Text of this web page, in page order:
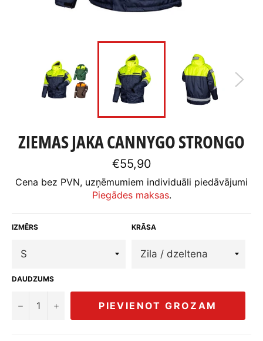
ZIEMAS JAKA CANNYGO STRONGO
Standarta
cena
€55,90
Cena bez PVN, uzņēmumiem individuāli piedāvājumi
Piegādes maksas.
IZMĒRS KRĀSA
DAUDZUMS
− + PIEVIENOT GROZAM